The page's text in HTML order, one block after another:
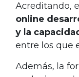
Acreditando,
online
y la
entre los que
Además, la